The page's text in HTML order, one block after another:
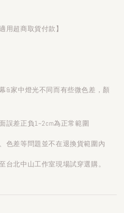
用超商取貨付款】
&家中燈光不同而有些微色差，顏
誤差正負1~2cm為正常範圍
色差等問題並不在退換貨範圍內
台北中山工作室現場試穿選購。